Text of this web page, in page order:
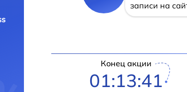
записи на
Конец акции
01:13:40